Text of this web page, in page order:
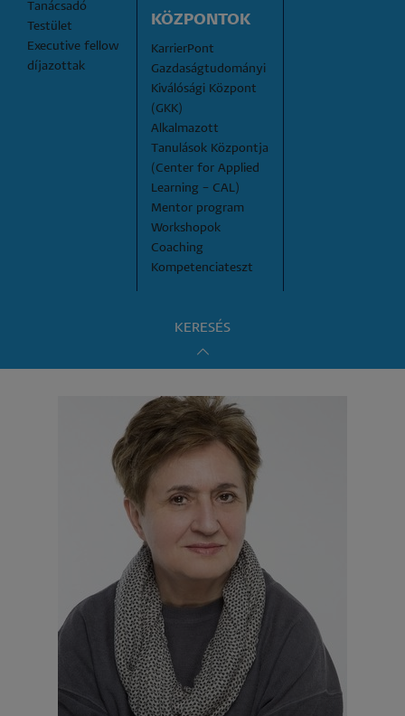
Tanácsadó
Testület
Executive fellow
díjazottak
KÖZPONTOK
KarrierPont
Gazdaságtudományi
Kiválósági Központ
(GKK)
Alkalmazott
Tanulások Központja
(Center for Applied
Learning – CAL)
Mentor program
Workshopok
Coaching
Kompetenciateszt
KERESÉS